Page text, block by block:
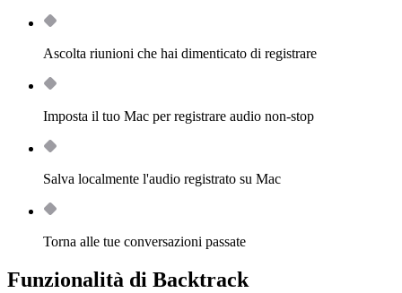
Ascolta riunioni che hai dimenticato di registrare
Imposta il tuo Mac per registrare audio non-stop
Salva localmente l'audio registrato su Mac
Torna alle tue conversazioni passate
Funzionalità di Backtrack